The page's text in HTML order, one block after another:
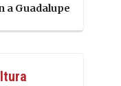
a Guadalupe